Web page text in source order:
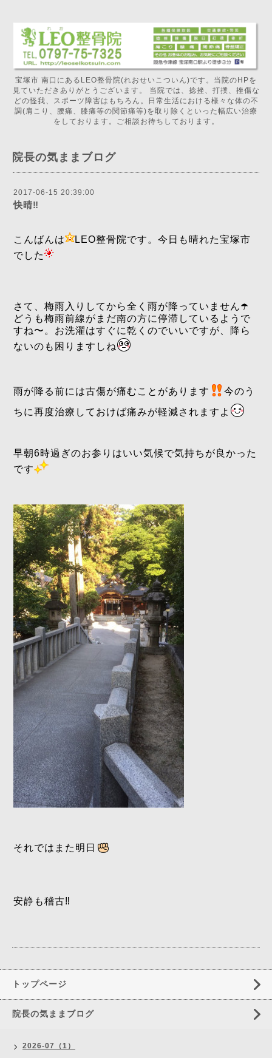
宝塚市 南口にあるLEO整骨院(れおせいこついん)です。当院のHPを
見ていただきありがとうございます。 当院では、捻挫、打撲、挫傷な
どの怪我、スポーツ障害はもちろん。日常生活における様々な体の不
調(肩こり、腰痛、膝痛等の関節痛等)を取り除くといった幅広い治療
をしております。ご相談お待ちしております。
院長の気ままブログ
2017-06-15 20:39:00
快晴‼️
こんばんは
LEO整骨院です。今日も晴れた宝塚市
でした
さて、梅雨入りしてから全く雨が降っていません☂️
どうも梅雨前線がまだ南の方に停滞しているようで
すね〜。お洗濯はすぐに乾くのでいいですが、降ら
ないのも困りますしね
雨が降る前には古傷が痛むことがあります
今のう
ちに再度治療しておけば痛みが軽減されますよ
早朝6時過ぎのお参りはいい気候で気持ちが良かった
です
それではまた明日
安静も稽古‼️
トップページ
院長の気ままブログ
2026-07（1）